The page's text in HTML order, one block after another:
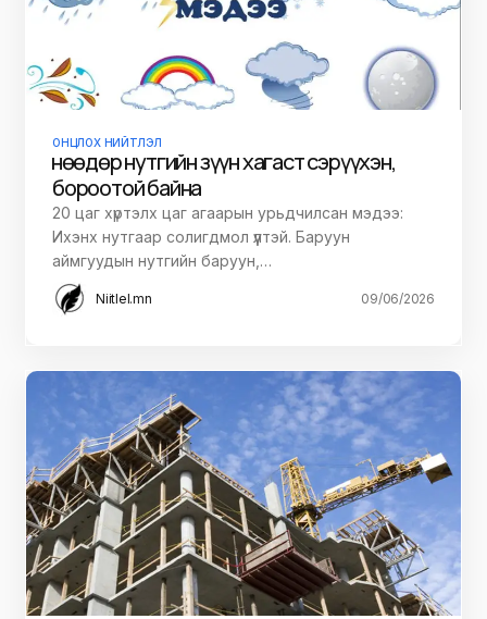
ОНЦЛОХ НИЙТЛЭЛ
Өнөөдөр нутгийн зүүн хагаст сэрүүхэн,
бороотой байна
20 цаг хүртэлх цаг агаарын урьдчилсан мэдээ:
Ихэнх нутгаар солигдмол үүлтэй. Баруун
аймгуудын нутгийн баруун,…
Niitlel.mn 09/06/2026